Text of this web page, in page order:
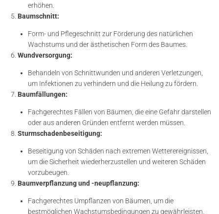
erhöhen.
Baumschnitt:
Form- und Pflegeschnitt zur Förderung des natürlichen
Wachstums und der ästhetischen Form des Baumes.
Wundversorgung:
Behandeln von Schnittwunden und anderen Verletzungen,
um Infektionen zu verhindern und die Heilung zu fördern.
Baumfällungen:
Fachgerechtes Fällen von Bäumen, die eine Gefahr darstellen
oder aus anderen Gründen entfernt werden müssen.
Sturmschadenbeseitigung:
Beseitigung von Schäden nach extremen Wetterereignissen,
um die Sicherheit wiederherzustellen und weiteren Schäden
vorzubeugen.
Baumverpflanzung und -neupflanzung:
Fachgerechtes Umpflanzen von Bäumen, um die
bestmöglichen Wachstumsbedingungen zu gewährleisten.